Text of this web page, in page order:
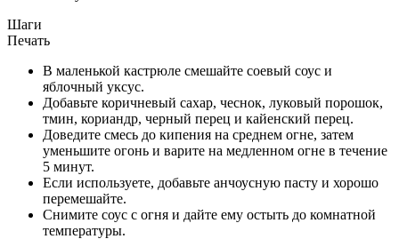
Шаги
Печать
В маленькой кастрюле смешайте соевый соус и
яблочный уксус.
Добавьте коричневый сахар, чеснок, луковый порошок,
тмин, кориандр, черный перец и кайенский перец.
Доведите смесь до кипения на среднем огне, затем
уменьшите огонь и варите на медленном огне в течение
5 минут.
Если используете, добавьте анчоусную пасту и хорошо
перемешайте.
Снимите соус с огня и дайте ему остыть до комнатной
температуры.